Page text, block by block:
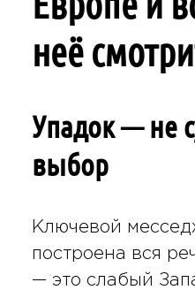
неё
Упадок — не
выбор
Ключевой
построена вся
— это слабый